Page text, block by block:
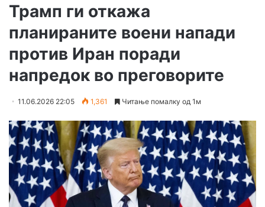
Трамп ги откажа
планираните воени напади
против Иран поради
напредок во преговорите
11.06.2026 22:05 1,361 Читање помалку од 1м